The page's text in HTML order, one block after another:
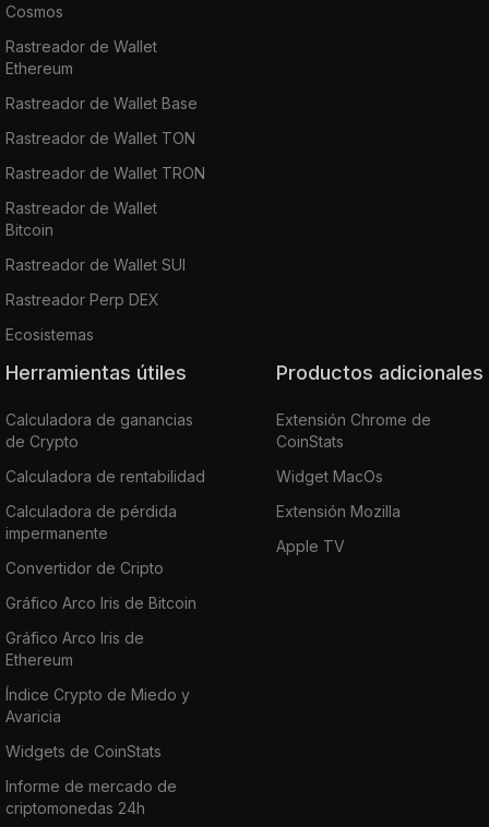
Cosmos
Rastreador de Wallet
Ethereum
Rastreador de Wallet Base
Rastreador de Wallet TON
Rastreador de Wallet TRON
Rastreador de Wallet
Bitcoin
Rastreador de Wallet SUI
Rastreador Perp DEX
Ecosistemas
Herramientas útiles
Calculadora de ganancias
de Crypto
Calculadora de rentabilidad
Calculadora de pérdida
impermanente
Convertidor de Cripto
Gráfico Arco Iris de Bitcoin
Gráfico Arco Iris de
Ethereum
Índice Crypto de Miedo y
Avaricia
Widgets de CoinStats
Informe de mercado de
criptomonedas 24h
Productos adicionales
Extensión Chrome de
CoinStats
Widget MacOs
Extensión Mozilla
Apple TV